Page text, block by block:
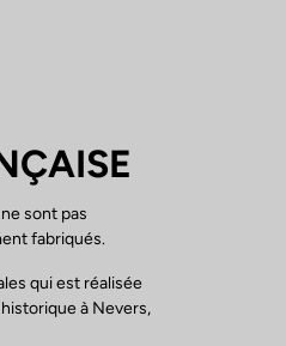
sont pas
fabriqués.
qui est réalisée
à Nevers,